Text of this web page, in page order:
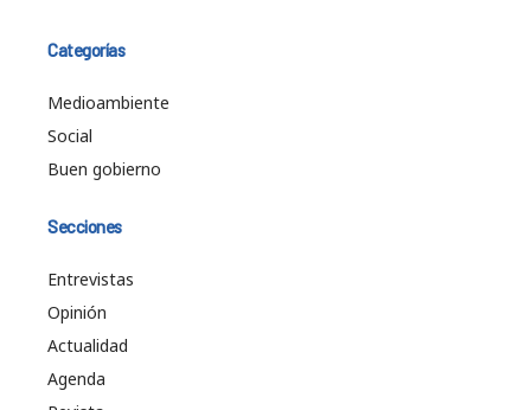
Categorías
Medioambiente
Social
Buen gobierno
Secciones
Entrevistas
Opinión
Actualidad
Agenda